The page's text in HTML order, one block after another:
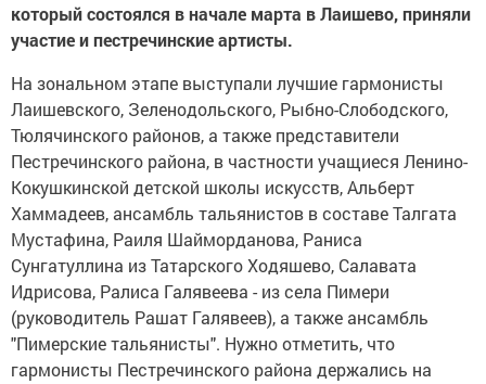
который состоялся в начале марта в Лаишево, приняли
участие и пестречинские артисты.
На зональном этапе выступали лучшие гармонисты
Лаишевского, Зеленодольского, Рыбно-Слободского,
Тюлячинского районов, а также представители
Пестречинского района, в частности учащиеся Ленино-
Кокушкинской детской школы искусств, Альберт
Хаммадеев, ансамбль тальянистов в составе Талгата
Мустафина, Раиля Шайморданова, Раниса
Сунгатуллина из Татарского Ходяшево, Салавата
Идрисова, Ралиса Галявеева - из села Пимери
(руководитель Рашат Галявеев), а также ансамбль
"Пимерские тальянисты". Нужно отметить, что
гармонисты Пестречинского района держались на